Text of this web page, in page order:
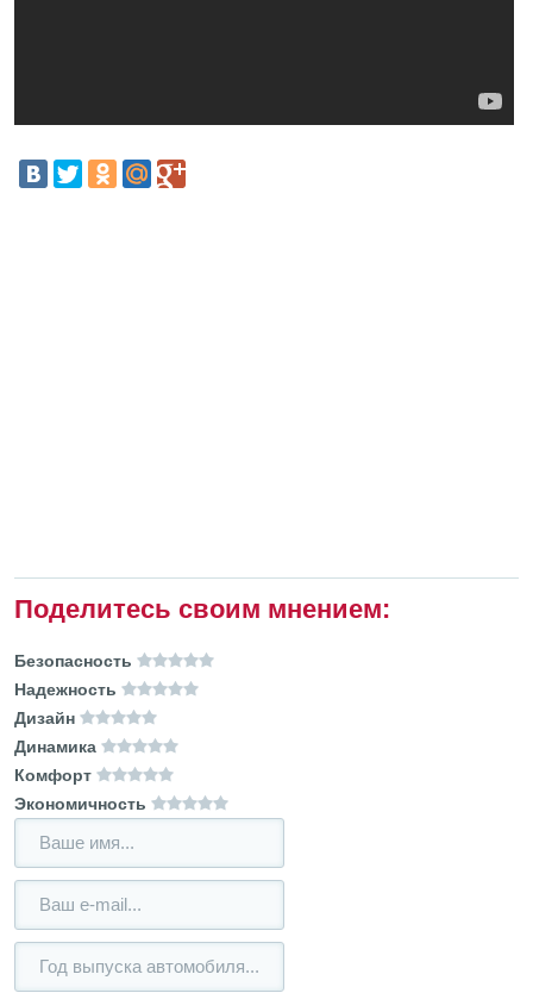
Поделитесь своим мнением:
Безопасность
Надежность
Дизайн
Динамика
Комфорт
Экономичность